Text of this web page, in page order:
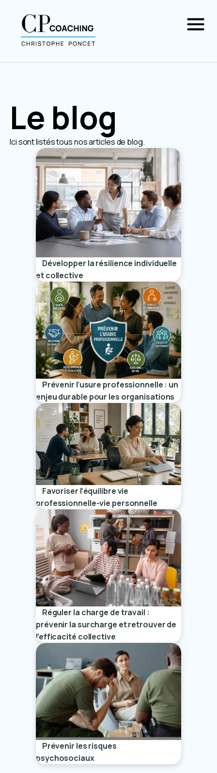
Le blog
Ici sont listés tous nos articles de blog.
Développer la résilience individuelle
et collective
Prévenir l’usure professionnelle : un
enjeu durable pour les organisations
Favoriser l’équilibre vie
professionnelle-vie personnelle
Réguler la charge de travail :
prévenir la surcharge et retrouver de
l’efficacité collective
Prévenir les risques
psychosociaux